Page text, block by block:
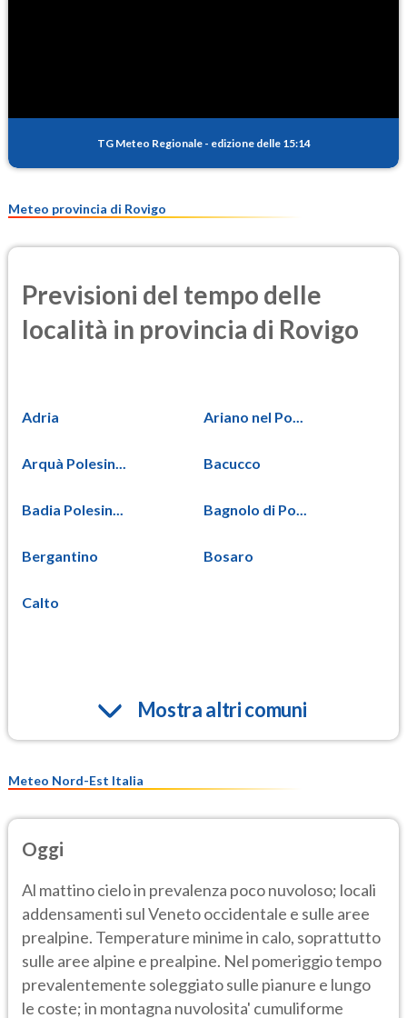
PM25
TG Meteo Regionale - edizione delle 15:14
Meteo provincia di Rovigo
Previsioni del tempo delle
località in provincia di Rovigo
Adria Ariano nel Po...
Arquà Polesin... Bacucco
Badia Polesin... Bagnolo di Po...
Bergantino Bosaro
Calto
Mostra altri comuni
Meteo Nord-Est Italia
Oggi
Al mattino cielo in prevalenza poco nuvoloso; locali
addensamenti sul Veneto occidentale e sulle aree
prealpine. Temperature minime in calo, soprattutto
sulle aree alpine e prealpine. Nel pomeriggio tempo
prevalentemente soleggiato sulle pianure e lungo
le coste; in montagna nuvolosita' cumuliforme